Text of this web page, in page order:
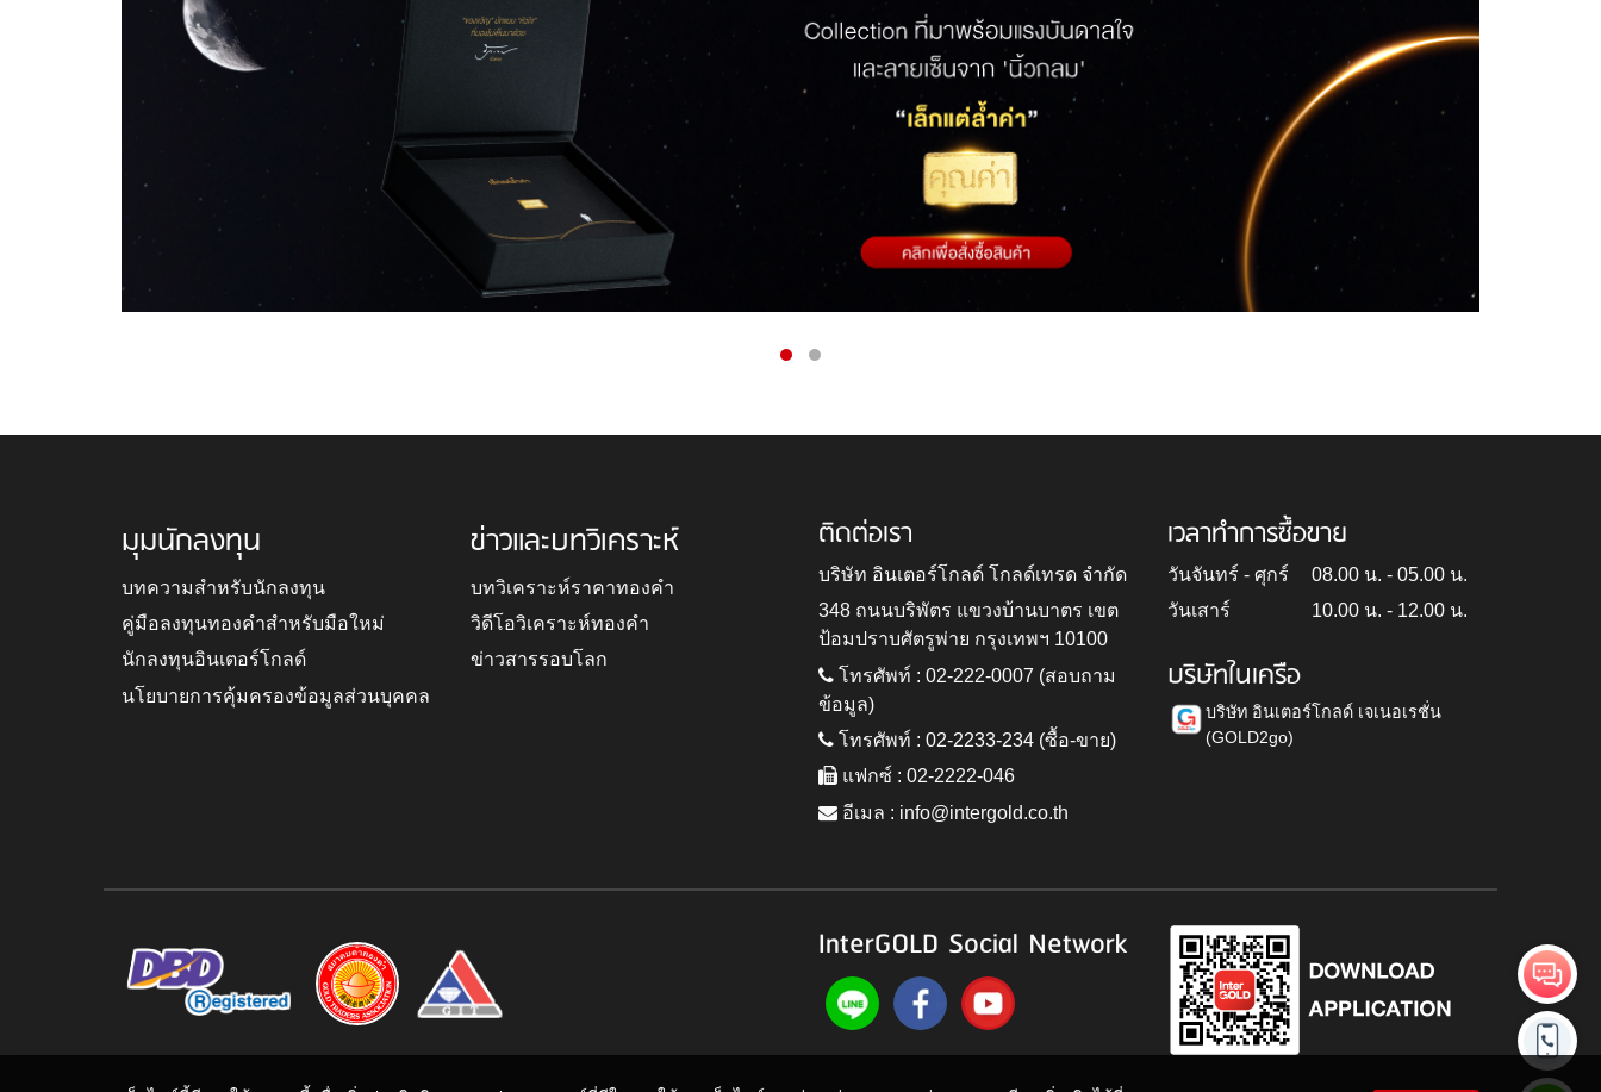
มุมนักลงทุน
บทความสำหรับนักลงทุน
คู่มือลงทุนทองคำสำหรับมือใหม่
นักลงทุนอินเตอร์โกลด์
นโยบายการคุ้มครองข้อมูลส่วนบุคคล
ข่าวและบทวิเคราะห์
บทวิเคราะห์ราคาทองคำ
วิดีโอวิเคราะห์ทองคำ
ข่าวสารรอบโลก
ติดต่อเรา
บริษัท อินเตอร์โกลด์ โกลด์เทรด จำกัด
348 ถนนบริพัตร แขวงบ้านบาตร เขต
ป้อมปราบศัตรูพ่าย กรุงเทพฯ 10100
โทรศัพท์ : 02-222-0007 (สอบถาม
ข้อมูล)
โทรศัพท์ : 02-2233-234 (ซื้อ-ขาย)
แฟกซ์ : 02-2222-046
อีเมล : info@intergold.co.th
เวลาทำการซื้อขาย
วันจันทร์ - ศุกร์
08.00 น. - 05.00 น.
วันเสาร์
10.00 น. - 12.00 น.
บริษัทในเครือ
บริษัท อินเตอร์โกลด์ เจเนอเรชั่น
(GOLD2go)
InterGOLD Social Network